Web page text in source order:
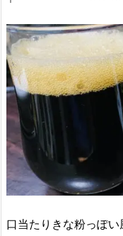
口当たりきな粉っぽ